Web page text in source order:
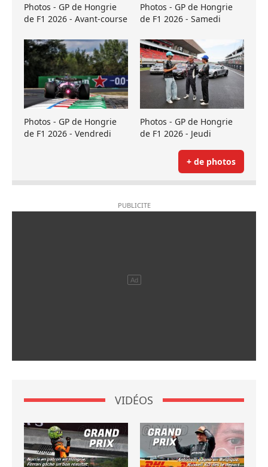
Photos - GP de Hongrie
de F1 2026 - Avant-course
Photos - GP de Hongrie
de F1 2026 - Samedi
Photos - GP de Hongrie
de F1 2026 - Vendredi
Photos - GP de Hongrie
de F1 2026 - Jeudi
+ de photos
VIDÉOS